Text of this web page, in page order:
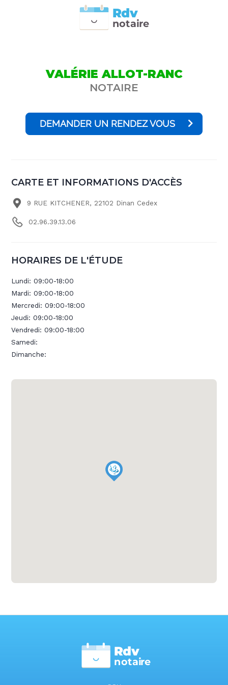
notaire
Rdv
VALÉRIE ALLOT-RANC
NOTAIRE
DEMANDER UN RENDEZ VOUS
CARTE ET INFORMATIONS D'ACCÈS
9 RUE KITCHENER, 22102 Dinan Cedex
02.96.39.13.06
HORAIRES DE L'ÉTUDE
Lundi:09:00-18:00
Mardi:09:00-18:00
Mercredi:09:00-18:00
Jeudi:09:00-18:00
Vendredi:09:00-18:00
Samedi:
Dimanche:
notaire
Rdv